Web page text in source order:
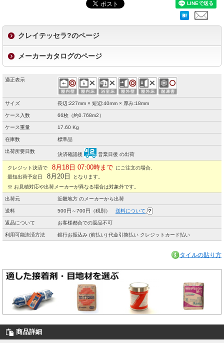
クレイテッセラ?のページ
メーカーカタログのページ
適正表示
サイズ 長辺:227mm × 短辺:40mm × 厚み:18mm
ケース入数 66枚（約0.768m2）
ケース重量 17.60 Kg
在庫数 標準品
出荷所要日数
決済確認後 営業日後 の出荷
クレジット決済で 8月18日 07:00時まで にご注文の場合、
最短出荷予定日
8月20日
となります。
※ お見積対応や出荷メーカーが異なる場合は対象外です。
出荷元 近畿地方 のメーカーから出荷
送料 500円～700円（税別） 送料について
返品について お客様都合での返品不可
利用可能決済方法 銀行お振込み (前払い) 代金引換払い クレジットカード払い
タイルの貼り方
商品詳細